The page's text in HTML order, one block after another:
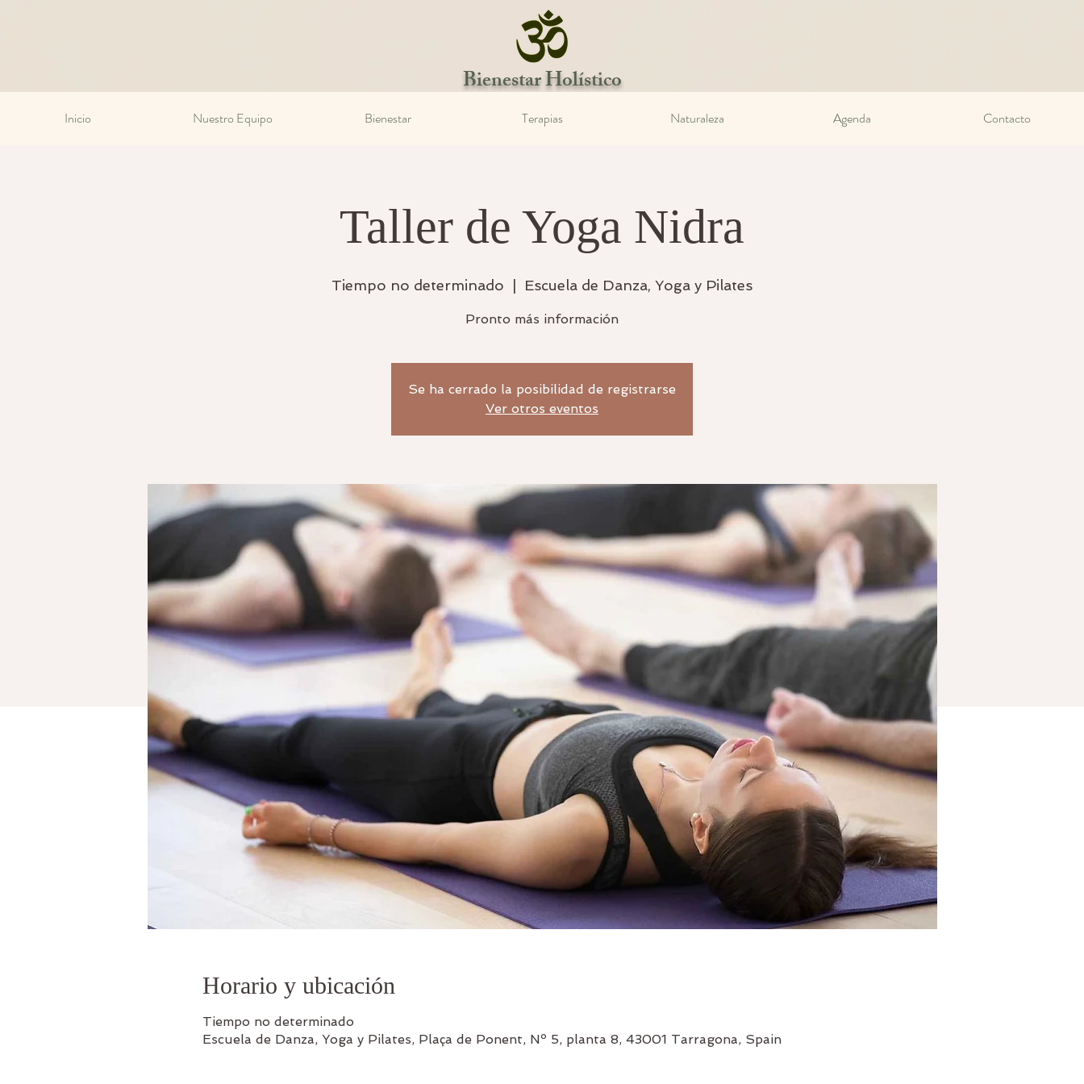
Bienestar Holístico
Inicio Nuestro Equipo Bienestar Terapias Naturaleza Agenda Contacto
Taller de Yoga Nidra
Tiempo no determinado Escuela de Danza, Yoga y Pilates
Pronto más información
Se ha cerrado la posibilidad de registrarse
Ver otros eventos
Horario y ubicación
Tiempo no determinado
Escuela de Danza, Yoga y Pilates, Plaça de Ponent, Nº 5, planta 8, 43001 Tarragona, Spain